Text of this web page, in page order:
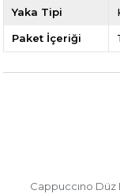
Yaka Tipi
Paket İçeriği
Cappuccıno